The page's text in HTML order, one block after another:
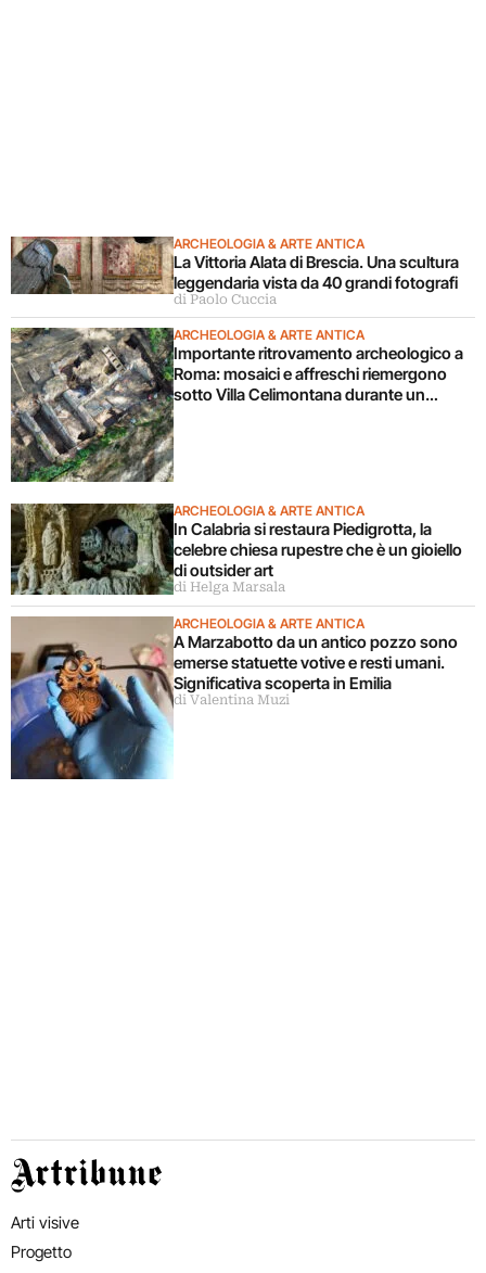
ARCHEOLOGIA & ARTE ANTICA
La Vittoria Alata di Brescia. Una scultura
leggendaria vista da 40 grandi fotografi
di Paolo Cuccia
ARCHEOLOGIA & ARTE ANTICA
Importante ritrovamento archeologico a
Roma: mosaici e affreschi riemergono
sotto Villa Celimontana durante un
ARCHEOLOGIA & ARTE ANTICA
In Calabria si restaura Piedigrotta, la
celebre chiesa rupestre che è un gioiello
di outsider art
di Helga Marsala
ARCHEOLOGIA & ARTE ANTICA
A Marzabotto da un antico pozzo sono
emerse statuette votive e resti umani.
Significativa scoperta in Emilia
di Valentina Muzi
Artribune
Arti visive
Progetto